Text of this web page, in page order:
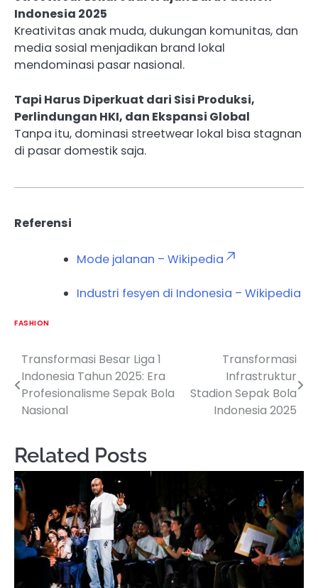
Indonesia 2025
Kreativitas anak muda, dukungan komunitas, dan
media sosial menjadikan brand lokal
mendominasi pasar nasional.
Tapi Harus Diperkuat dari Sisi Produksi,
Perlindungan HKI, dan Ekspansi Global
Tanpa itu, dominasi streetwear lokal bisa stagnan
di pasar domestik saja.
Referensi
Mode jalanan – Wikipedia
Industri fesyen di Indonesia – Wikipedia
FASHION
Post
navigation
Transformasi Besar Liga 1
Indonesia Tahun 2025: Era
Profesionalisme Sepak Bola
Nasional
Transformasi
Infrastruktur
Stadion Sepak Bola
Indonesia 2025
Related Posts